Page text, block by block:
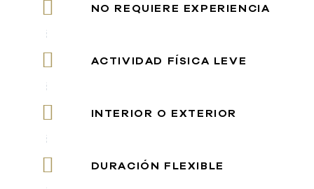
NO REQUIERE EXPERIENCIA
ACTIVIDAD FÍSICA LEVE
INTERIOR O EXTERIOR
DURACIÓN FLEXIBLE